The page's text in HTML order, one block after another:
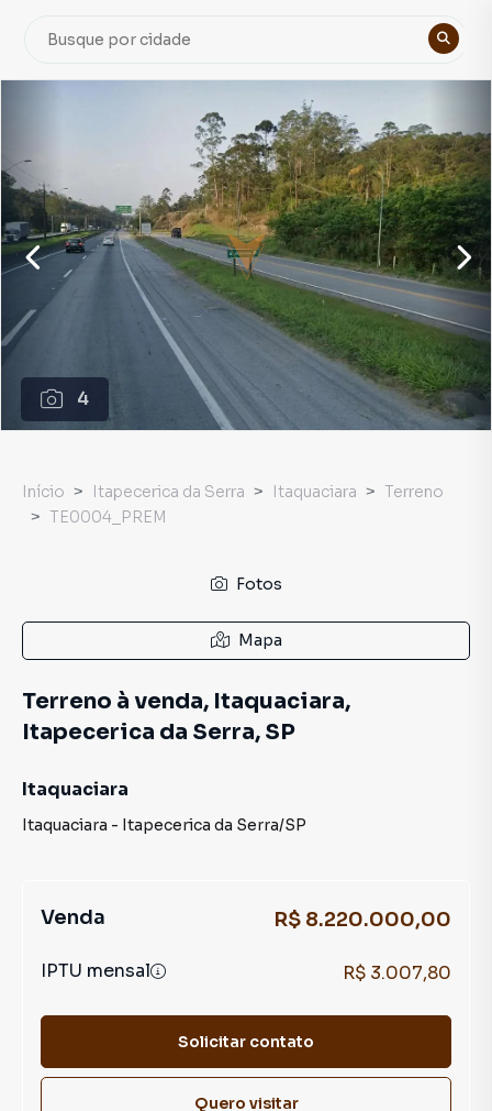
4
Início Itapecerica da Serra Itaquaciara
Terreno
TE0004_PREM
Fotos
Mapa
Terreno à venda, Itaquaciara,
Itapecerica da Serra, SP
Itaquaciara
Itaquaciara - Itapecerica da Serra/SP
Venda R$ 8.220.000,00
IPTU mensal R$ 3.007,80
Solicitar contato
Quero visitar